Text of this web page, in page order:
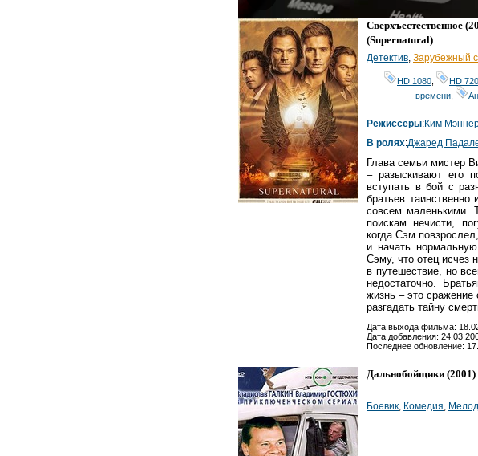
Сверхъестественное
(Supernatural)
Детектив Зарубежный
HD 1080 HD 720
времени
Режиссеры:Ким
В ролях:Джаред
Глава семьи мистер
– разыскивают его
вступать в бой с
братьев
совсем маленькими.
поискам нечисти,
когда Сэм
и начать
Сэму, что отец исчез
в путешествие, но
недостаточно.
жизнь – это сражение
разгадать тайну
Дата выхода фильма:
Дата добавления:
Последнее обновление:
Дальнобойщики (2001)
Боевик Комедия